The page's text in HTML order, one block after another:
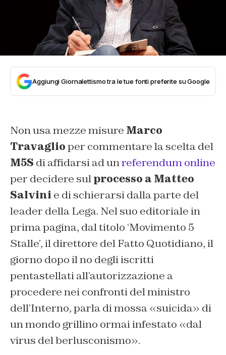
Aggiungi Giornalettismo tra le tue fonti preferite su Google
Non usa mezze misure Marco
Travaglioper commentare la scelta del
M5S di affidarsi ad unreferendum online
per decidere sulprocesso a Matteo
Salvini e di schierarsi dalla parte del
leader della Lega. Nel suo editoriale in
prima pagina, dal titolo ‘Movimento 5
Stalle’, il direttore del Fatto Quotidiano, il
giorno dopo il no degli iscritti
pentastellati all’autorizzazione a
procedere nei confronti del ministro
dell’Interno, parla di mossa «suicida» di
un mondo grillino ormai infestato «dal
virus del berlusconismo».